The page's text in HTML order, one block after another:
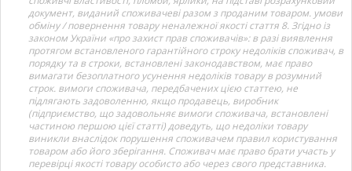
документ, виданий споживачеві разом з проданим товаром. умови
обміну / повернення товару неналежної якості стаття 8. Згідно із
законом України «про захист прав споживачів»: в разі виявлення
протягом встановленого гарантійного строку недоліків споживач, в
порядку та в строки, встановлені законодавством, має право
вимагати безоплатного усунення недоліків товару в розумний
строк. вимоги споживача, передбачених цією статтею, не
підлягають задоволенню, якщо продавець, виробник
(підприємство, що задовольняє вимоги споживача, встановлені
частиною першою цієї статті) доведуть, що недоліки товару
виникли внаслідок порушення споживачем правил користування
товаром або його зберігання. Споживач має право брати участь у
перевірці якості товару особисто або через свого представника.